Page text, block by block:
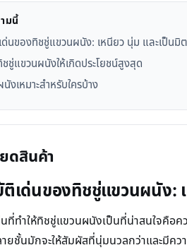
มนี้
นของทิชชู่แขวนผนัง: เหนียว นุ่ม และเป็น
ชชู่แขวนผนังให้เกิดประโยชน์สูงสุด
งเหมาะสำหรับใครบ้าง
ดสินค้า
เด่นของทิชชู่แขวนผนัง:
ที่ทำให้ทิชชู่แขวนผนังเป็นที่น่าสนใจคือ
ยชั้นมักจะให้สัมผัสที่นุ่มนวลกว่าและมีค